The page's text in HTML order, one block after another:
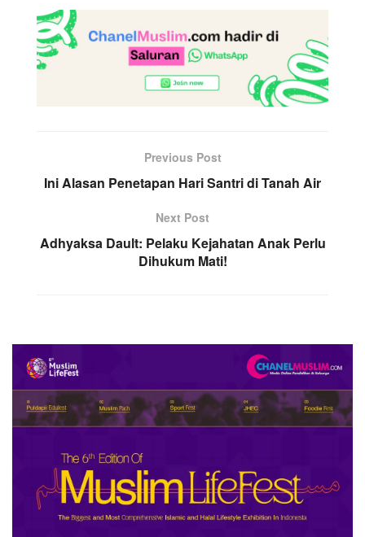
Previous Post
Ini Alasan Penetapan Hari Santri di Tanah Air
Next Post
Adhyaksa Dault: Pelaku Kejahatan Anak Perlu
Dihukum Mati!